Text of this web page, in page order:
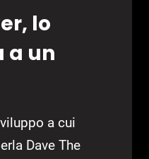
lo
a un
a cui
Dave The